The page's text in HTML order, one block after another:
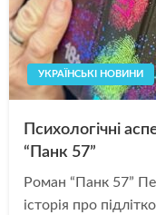
УКРАЇНСЬКІ НОВИНИ
Психологічні
“Панк 57”
Роман “Панк 57”
історія про